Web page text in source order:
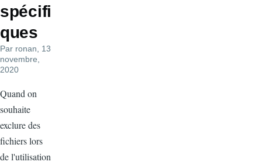
spécifi
ques
Par ronan , 13
novembre,
2020
Quand on
souhaite
exclure des
fichiers lors
de l'utilisation